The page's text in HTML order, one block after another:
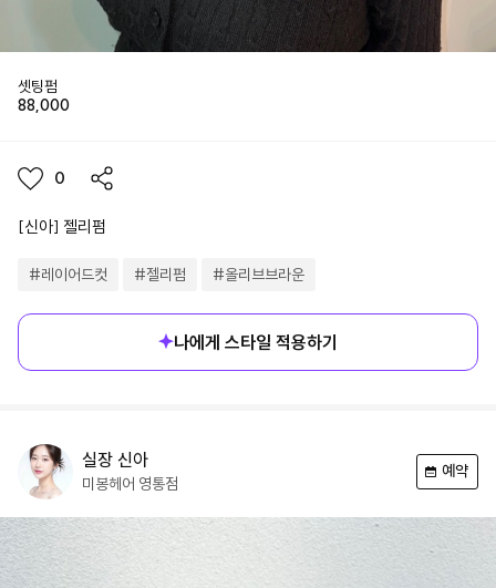
셋팅펌
88,000
0
[신아] 젤리펌
#레이어드컷 #젤리펌 #올리브브라운
나에게 스타일 적용하기
실장 신아
미봉헤어 영통점
예약